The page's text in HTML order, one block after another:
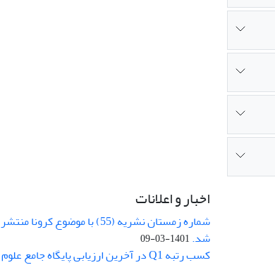
اخبار و اعلانات
شماره زمستان نشریه (55) با موضوع کرونا منتشر
شد.1401-03-09
کسب رتبه Q1 در آخرین ارزیابی پایگاه جامع علوم